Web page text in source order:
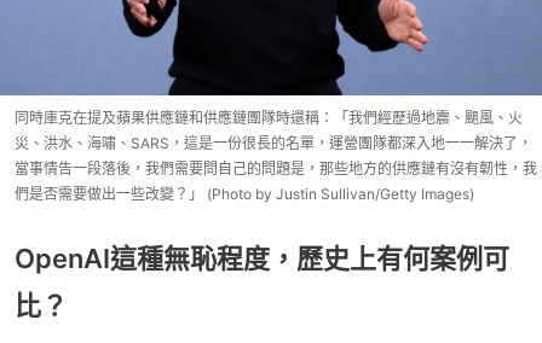
同時庫克在提及蘋果供應鏈和供應鏈團隊時還稱：「我們經歷過地震、颶風、火
災、洪水、海嘯、SARS，這是一份很長的名單，運營團隊都深入地一一解決了，
當事情告一段落後，我們需要問自己的問題是，那些地方的供應鏈有沒有韌性，我
們是否需要做出一些改變？」 (Photo by Justin Sullivan/Getty Images)
OpenAI這種無恥程度，歷史上有何案例可
比？